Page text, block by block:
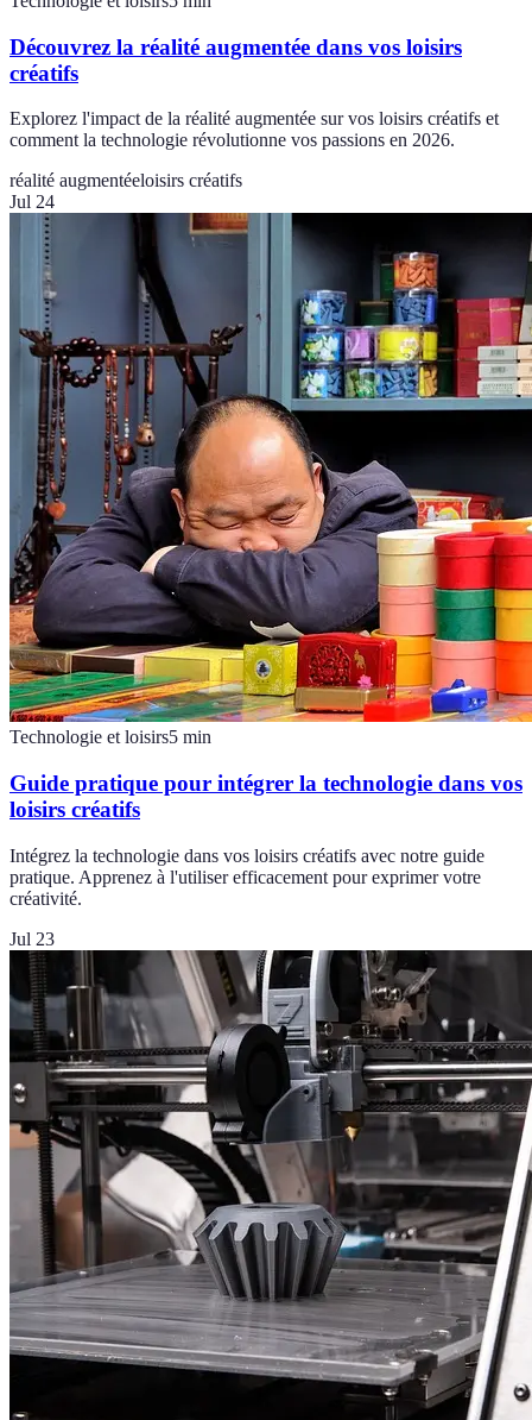
Découvrez la réalité augmentée dans vos loisirs
créatifs
Explorez l'impact de la réalité augmentée sur vos loisirs créatifs et
comment la technologie révolutionne vos passions en 2026.
réalité augmentéeloisirs créatifs
Jul 24
Technologie et loisirs5 min
Guide pratique pour intégrer la technologie dans vos
loisirs créatifs
Intégrez la technologie dans vos loisirs créatifs avec notre guide
pratique. Apprenez à l'utiliser efficacement pour exprimer votre
créativité.
Jul 23